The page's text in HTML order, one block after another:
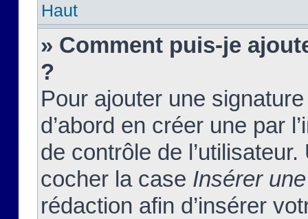
Haut
» Comment puis-je
?
Pour ajouter une
d’abord en créer une par
de contrôle de
cocher la case Insérer
rédaction afin d’insérer